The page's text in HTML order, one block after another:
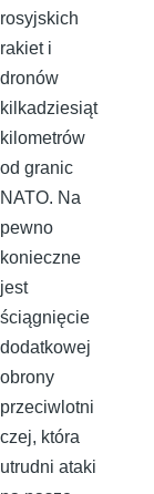
rosyjskich
rakiet i
dronów
kilkadziesiąt
kilometrów
od granic
NATO. Na
pewno
konieczne
jest
ściągnięcie
dodatkowej
obrony
przeciwlotni
czej, która
utrudni ataki